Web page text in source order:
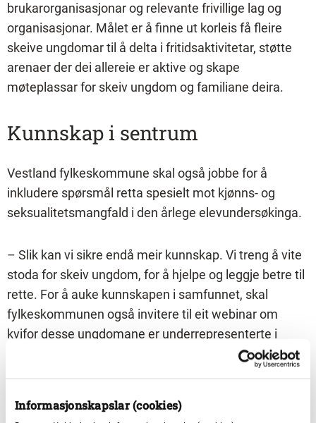
Informasjonskapslar (cookies)
brukarorganisasjonar og relevante frivillige lag og
organisasjonar. Målet er å finne ut korleis få fleire
skeive ungdomar til å delta i fritidsaktivitetar, støtte
arenaer der dei allereie er aktive og skape
møteplassar for skeiv ungdom og familiane deira.
Kunnskap i sentrum
Vestland fylkeskommune skal også jobbe for å
inkludere spørsmål retta spesielt mot kjønns- og
seksualitetsmangfald i den årlege elevundersøkinga.
– Slik kan vi sikre endå meir kunnskap. Vi treng å vite
stoda for skeiv ungdom, for å hjelpe og leggje betre til
rette. For å auke kunnskapen i samfunnet, skal
fylkeskommunen også invitere til eit webinar om
kvifor desse ungdomane er underrepresenterte i
fritidsaktivitetar, og kva vi kan gjere med dette, seier
Fylkeskommunen skal også følgje opp levekåra for